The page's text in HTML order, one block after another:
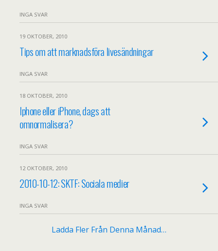
INGA SVAR
19 OKTOBER, 2010
Tips om att marknadsföra livesändningar
INGA SVAR
18 OKTOBER, 2010
Iphone eller iPhone, dags att
omnormalisera?
INGA SVAR
12 OKTOBER, 2010
2010-10-12: SKTF: Sociala medier
INGA SVAR
Ladda Fler Från Denna Månad…